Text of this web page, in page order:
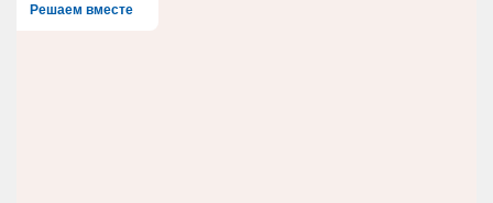
Решаем вместе